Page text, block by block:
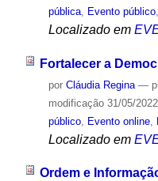
pública, Evento público,
Localizado em
Fortalecer a
por Cláudia Regina —
modificação31/05/
público, Evento online,
Localizado em
Ordem e